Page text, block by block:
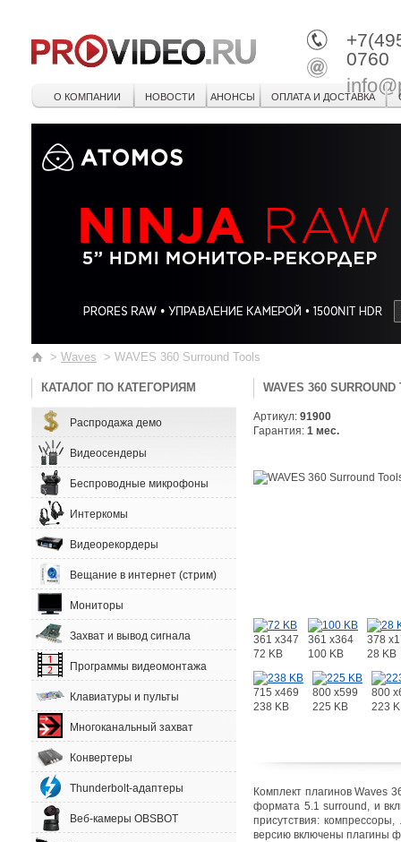
0760
О КОМПАНИИ НОВОСТИ АНОНСЫ ОПЛАТА И ДОСТАВКА
> Waves > WAVES 360 Surround Tools
КАТАЛОГ ПО КАТЕГОРИЯМ
Распродажа демо
Видеосендеры
Беспроводные микрофоны
Интеркомы
Видеорекордеры
Вещание в интернет (стрим)
Мониторы
Захват и вывод сигнала
Программы видеомонтажа
Клавиатуры и пульты
Многоканальный захват
Конвертеры
Thunderbolt-адаптеры
Веб-камеры OBSBOT
WAVES 360 SURROUND
Артикул: 91900
Гарантия: 1 мес.
361 x347
72 KB
361 x364
100 KB
378
28 KB
715 x469
238 KB
800 x599
225 KB
800
223
Комплект плагинов Waves
формата 5.1 surround
и
присутствия: компрессоры
версию включены плагины